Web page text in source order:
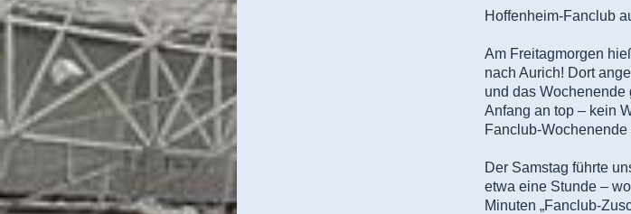
Hoffenheim-Fanclub
Am Freitagmorgen
nach Aurich! Dort
und das
Anfang an top – kein
Fanclub-Wochenende
Der Samstag führte
etwa eine Stunde –
Minuten „Fanclub-